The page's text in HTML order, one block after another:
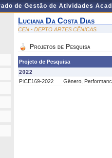
de Gestão de Atividades
Luciana Da Costa Dias
CEN - DEPTO ARTES CÊNICAS
Projetos de Pesquisa
Projeto de Pesquisa
2022
PICE169-2022
Gênero,